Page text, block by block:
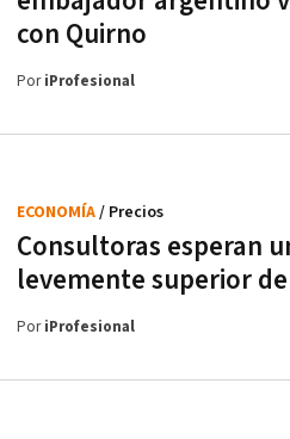
con Quirno
PoriProfesional
Consultoras esperan
levemente superior
ECONOMÍA/ Precios
PoriProfesional